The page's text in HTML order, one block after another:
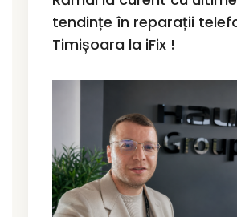
tendințe în reparații
Timișoara la iFix !